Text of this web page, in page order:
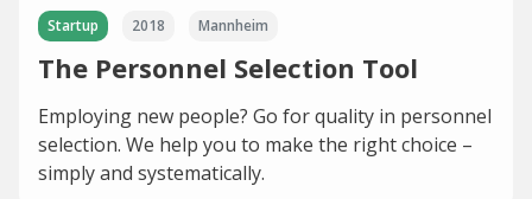
Startup 2018 Mannheim
The Personnel Selection Tool
Employing new people? Go for quality in personnel
selection. We help you to make the right choice –
simply and systematically.